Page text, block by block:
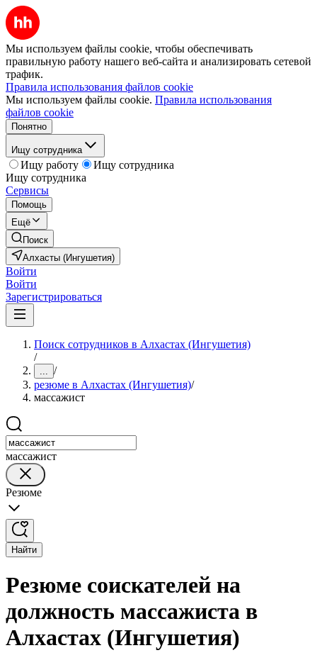
Мы используем файлы cookie, чтобы обеспечивать
правильную работу нашего веб-сайта и анализировать сетевой
трафик.
Правила использования файлов cookie
Мы используем файлы cookie. Правила использования
файлов cookie
Понятно
Ищу сотрудника
Ищу работу
Ищу сотрудника
Ищу сотрудника
Сервисы
Помощь
Ещё
Поиск
Алхасты (Ингушетия)
Войти
Войти
Зарегистрироваться
Поиск сотрудников в Алхастах (Ингушетия)
/
... /
резюме в Алхастах (Ингушетия)/
массажист
массажист
Резюме
Найти
Резюме соискателей на
должность массажиста в
Алхастах (Ингушетия)